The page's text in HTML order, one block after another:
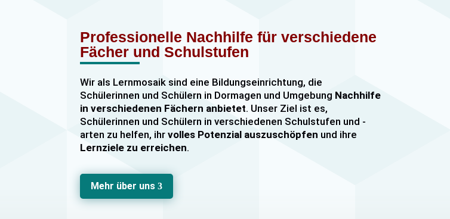
Professionelle Nachhilfe für verschiedene
Fächer und Schulstufen
Wir als Lernmosaik sind eine Bildungseinrichtung, die
Schülerinnen und Schülern in Dormagen und Umgebung Nachhilfe
in verschiedenen Fächern anbietet. Unser Ziel ist es,
Schülerinnen und Schülern in verschiedenen Schulstufen und -
arten zu helfen, ihrvolles Potenzial auszuschöpfen und ihre
Lernziele zu erreichen.
Unser Nachhilfeangebot umfasst
Gruppennachhilfe
Mathematik, Englisch und Deutsch
Mehr über uns3